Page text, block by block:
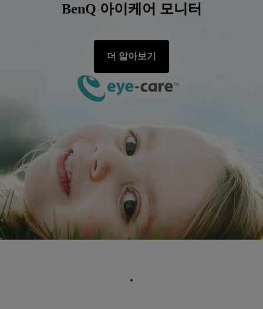
BenQ 아이케어 모니터
더 알아보기
.